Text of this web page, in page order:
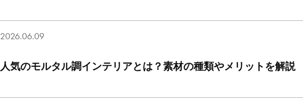
2026.06.09
人気のモルタル調インテリアとは？素材の種類やメリットを解説